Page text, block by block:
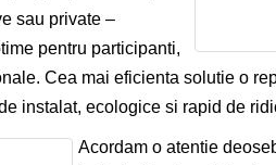
sau private –
pentru participanti,
Cea mai eficienta solutie o
instalat, ecologice si rapid de
Acordam o atentie